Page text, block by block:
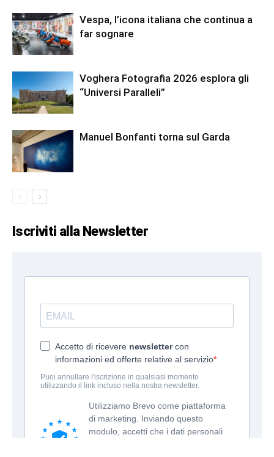
Vespa, l’icona italiana che continua a
far sognare
Voghera Fotografia 2026 esplora gli
“Universi Paralleli”
Manuel Bonfanti torna sul Garda
Iscriviti alla Newsletter